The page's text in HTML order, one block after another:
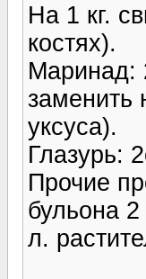
На 1 кг.
костях).
Маринад:
заменить
уксуса).
Глазурь:
Прочие
бульона 2
л.